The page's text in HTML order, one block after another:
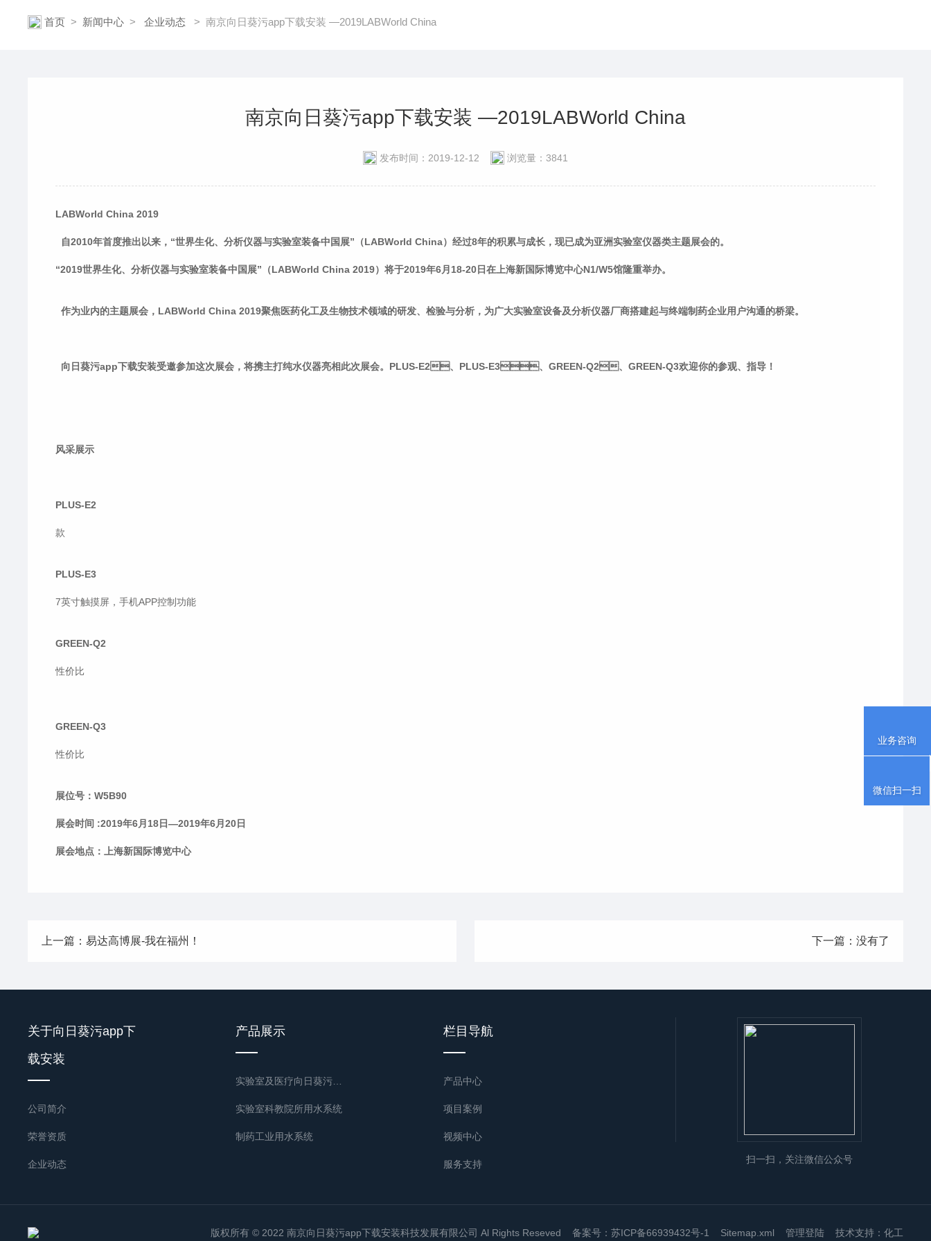
首页 > 新闻中心 > 企业动态 > 南京向日葵污app下载安装 —2019LABWorld China
南京向日葵污app下载安装 —2019LABWorld China
发布时间：2019-12-12 浏览量：3841
LABWorld China 2019
自2010年首度推出以来，“世界生化、分析仪器与实验室装备中国展”（LABWorld China）经过8年的积累与成长，现已成为亚洲实验室仪器类主题展会的。
“2019世界生化、分析仪器与实验室装备中国展”（LABWorld China 2019）将于2019年6月18-20日在上海新国际博览中心N1/W5馆隆重举办。
作为业内的主题展会，LABWorld China 2019聚焦医药化工及生物技术领域的研发、检验与分析，为广大实验室设备及分析仪器厂商搭建起与终端制药企业用户沟通的桥梁。
向日葵污app下载安装受邀参加这次展会，将携主打纯水仪器亮相此次展会。PLUS-E2、PLUS-E3、GREEN-Q2、GREEN-Q3欢迎你的参观、指导！
风采展示
PLUS-E2
款
PLUS-E3
7英寸触摸屏，手机APP控制功能
GREEN-Q2
性价比
GREEN-Q3
性价比
展位号：W5B90
展会时间 :2019年6月18日—2019年6月20日
展会地点：上海新国际博览中心
上一篇：易达高博展-我在福州！ 下一篇：没有了
关于向日葵污app下
载安装
公司简介
荣誉资质
企业动态
产品展示
实验室科教院所用水系统
制药工业用水系统
栏目导航
产品中心
项目案例
视频中心
服务支持 扫一扫，关注微信公众号
版权所有 © 2022 南京向日葵污app下载安装科技发展有限公司 Al Rights Reseved 备案号： 苏ICP备66939432号-1 Sitemap.xml 管理登陆 技术支持： 化工
业务咨询
微信扫一扫